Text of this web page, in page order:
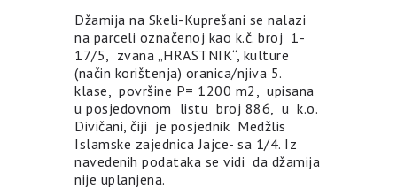
Džamija na Skeli-Kuprešani se nalazi
na parceli označenoj kao k.č. broj 1-
17/5, zvana „HRASTNIK“, kulture
(način korištenja) oranica/njiva 5.
klase, površine P= 1200 m2, upisana
u posjedovnom listu broj 886, u k.o.
Divičani, čiji je posjednik Medžlis
Islamske zajednica Jajce- sa 1/4. Iz
navedenih podataka se vidi da džamija
nije uplanjena.